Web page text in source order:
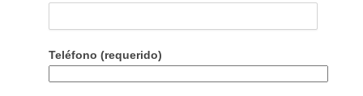
Teléfono (requerido)